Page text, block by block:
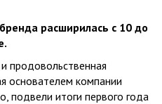
расширилась с 10 до
продовольственная
основателем компании
подвели итоги первого года